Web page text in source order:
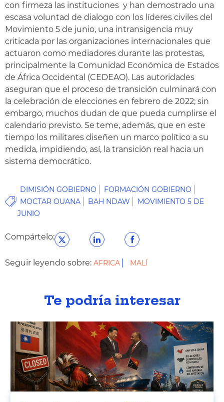
con firmeza las instituciones y han demostrado una
escasa voluntad de dialogo con los líderes civiles del
Movimiento 5 de junio, una intransigencia muy
criticada por las organizaciones internacionales que
actuaron como mediadores durante las protestas,
principalmente la Comunidad Económica de Estados
de África Occidental (CEDEAO). Las autoridades
aseguran que el proceso de transición culminará con
la celebración de elecciones en febrero de 2022; sin
embargo, muchos dudan de que pueda cumplirse el
calendario previsto. Se teme, además, que en este
tiempo los militares diseñen un marco político a su
medida, impidiendo, así, la transición real hacia un
sistema democrático.
DIMISIÓN GOBIERNO
FORMACIÓN GOBIERNO
MOCTAR OUANA
BAH NDAW
MOVIMIENTO 5 DE
JUNIO
Compártelo:
Seguir leyendo sobre: AFRICA MALÍ
Te podría interesar